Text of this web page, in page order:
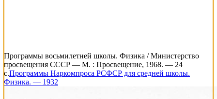
Программы восьмилетней школы. Физика / Министерство
просвещения СССР — М. : Просвещение, 1968. — 24
с.Программы Наркомпроса РСФСР для средней школы.
Физика. — 1932